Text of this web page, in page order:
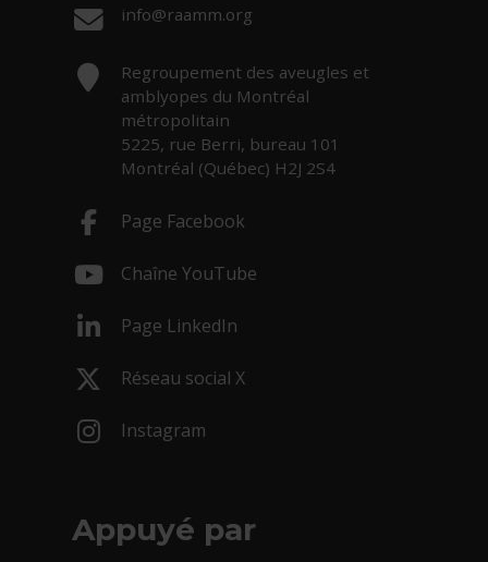
Courriel :
info@raamm.org
Adresse :
Regroupement des aveugles et
amblyopes du Montréal
métropolitain
5225, rue Berri, bureau 101
Montréal (Québec) H2J 2S4
Page Facebook
Chaîne YouTube
Page LinkedIn
Réseau social X
Instagram
Appuyé par